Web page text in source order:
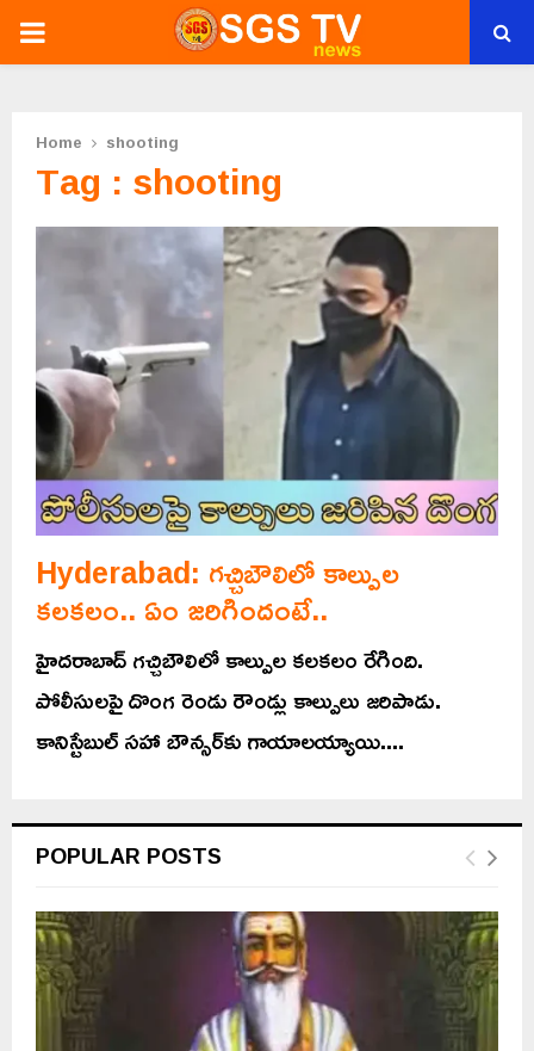
PRIMARY
Home shooting
Tag : shooting
Hyderabad: గచ్చిబౌలిలో కాల్పుల
కలకలం.. ఏం జరిగిందంటే..
హైదరాబాద్ గచ్చిబౌలిలో కాల్పుల కలకలం రేగింది.
పోలీసులపై దొంగ రెండు రౌండ్లు కాల్పులు జరిపాడు.
కానిస్టేబుల్ సహా బౌన్సర్‌కు గాయాలయ్యాయి....
POPULAR POSTS